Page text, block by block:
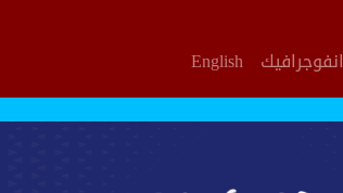
انفوجرافيك English